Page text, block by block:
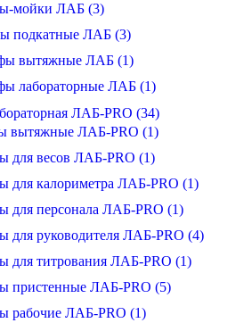
мойки ЛАБ (3)
подкатные ЛАБ (3)
вытяжные ЛАБ (1)
лабораторные ЛАБ (1)
ЛАБ-PRO (34)
вытяжные ЛАБ-PRO (1)
для весов ЛАБ-PRO (1)
для калориметра ЛАБ-PRO (1)
для персонала ЛАБ-PRO (1)
для руководителя ЛАБ-PRO (4)
для титрования ЛАБ-PRO (1)
пристенные ЛАБ-PRO (5)
рабочие ЛАБ-PRO (1)